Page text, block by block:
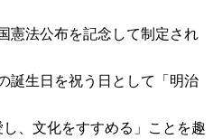
憲法公布を記念して制定され
誕生日を祝う日として「明治
、文化をすすめる」ことを趣